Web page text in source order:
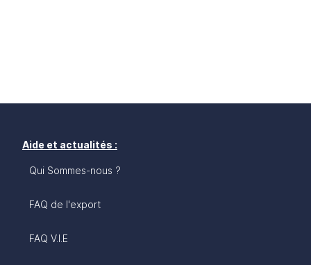
Aide et actualités :
Qui Sommes-nous ?
FAQ de l'export
FAQ V.I.E